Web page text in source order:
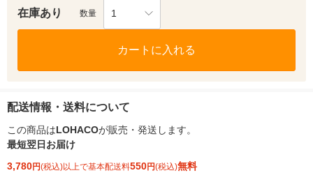
在庫あり 数量 1
カートに入れる
配送情報・送料について
この商品はLOHACOが販売・発送します。
最短翌日お届け
3,780円(税込)以上で基本配送料550円(税込)無料